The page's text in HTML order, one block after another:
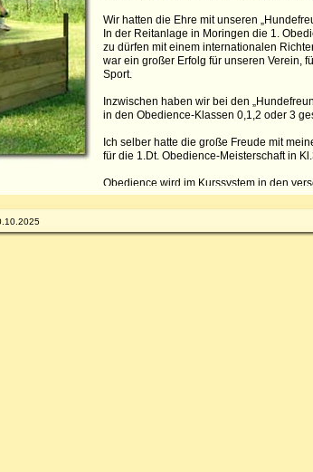
Wir hatten die Ehre mit unseren
In der Reitanlage in Moringen die 1.
zu dürfen mit einem internationalen
war ein großer Erfolg für unseren Verein,
Sport.
Inzwischen haben wir bei den
in den Obedience-Klassen 0,1,2 oder 3
Ich selber hatte die große Freude mit
für die 1.Dt. Obedience-Meisterschaft in
Obedience wird im Kurssystem in den
auch immer wieder Schnupper-
der Begleithund-Prüfung beherrschen: